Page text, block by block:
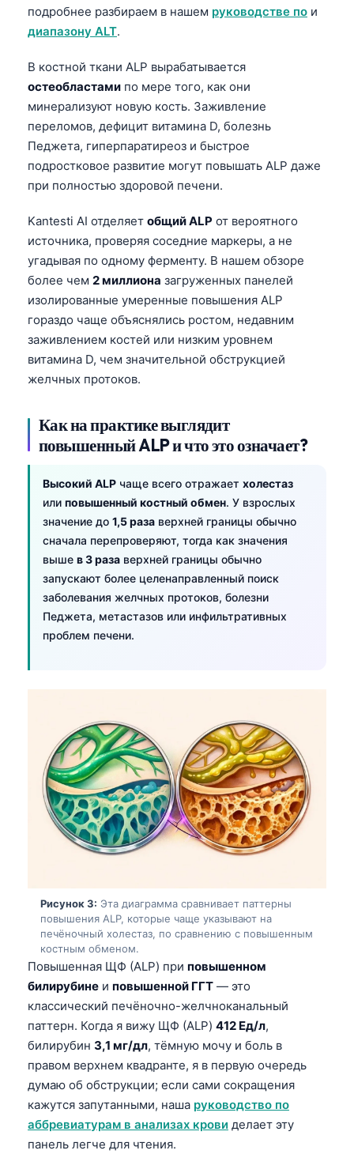
подробнее разбираем в нашем руководстве по и
диапазону ALT.
В костной ткани ALP вырабатывается
остеобластами по мере того, как они
минерализуют новую кость. Заживление
переломов, дефицит витамина D, болезнь
Педжета, гиперпаратиреоз и быстрое
подростковое развитие могут повышать ALP даже
при полностью здоровой печени.
Kantesti AI отделяет общий ALP от вероятного
источника, проверяя соседние маркеры, а не
угадывая по одному ферменту. В нашем обзоре
более чем 2 миллиона загруженных панелей
изолированные умеренные повышения ALP
гораздо чаще объяснялись ростом, недавним
заживлением костей или низким уровнем
витамина D, чем значительной обструкцией
желчных протоков.
Как на практике выглядит
повышенный ALP и что это означает?
Высокий ALP чаще всего отражает холестаз
или повышенный костный обмен. У взрослых
значение до 1,5 раза верхней границы обычно
сначала перепроверяют, тогда как значения
выше в 3 раза верхней границы обычно
запускают более целенаправленный поиск
заболевания желчных протоков, болезни
Педжета, метастазов или инфильтративных
проблем печени.
Рисунок 3: Эта диаграмма сравнивает паттерны
повышения ALP, которые чаще указывают на
печёночный холестаз, по сравнению с повышенным
костным обменом.
Повышенная ЩФ (ALP) при повышенном
билирубине и повышенной ГГТ — это
классический печёночно-желчноканальный
паттерн. Когда я вижу ЩФ (ALP) 412 Ед/л,
билирубин 3,1 мг/дл, тёмную мочу и боль в
правом верхнем квадранте, я в первую очередь
думаю об обструкции; если сами сокращения
кажутся запутанными, наша руководство по
аббревиатурам в анализах крови делает эту
панель легче для чтения.